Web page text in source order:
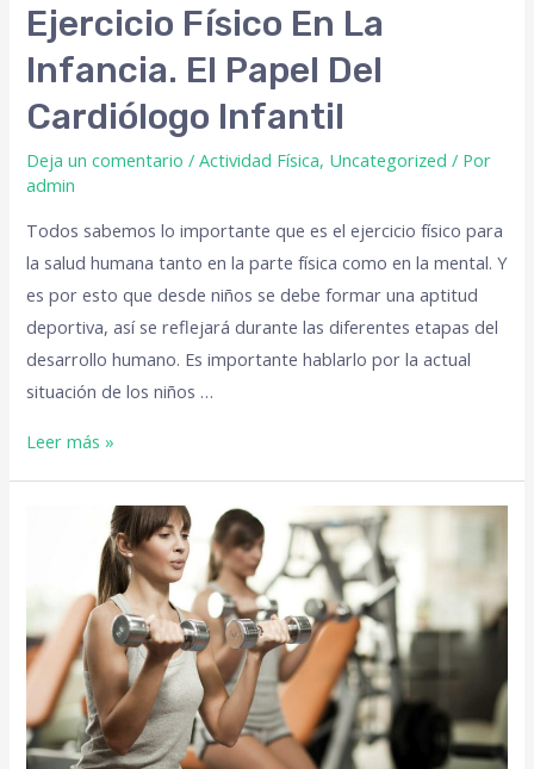
Ejercicio Físico En La
Infancia. El Papel Del
Cardiólogo Infantil
Deja un comentario /Actividad Física, Uncategorized / Por
admin
Todos sabemos lo importante que es el ejercicio físico para
la salud humana tanto en la parte física como en la mental. Y
es por esto que desde niños se debe formar una aptitud
deportiva, así se reflejará durante las diferentes etapas del
desarrollo humano. Es importante hablarlo por la actual
situación de los niños …
Leer más »